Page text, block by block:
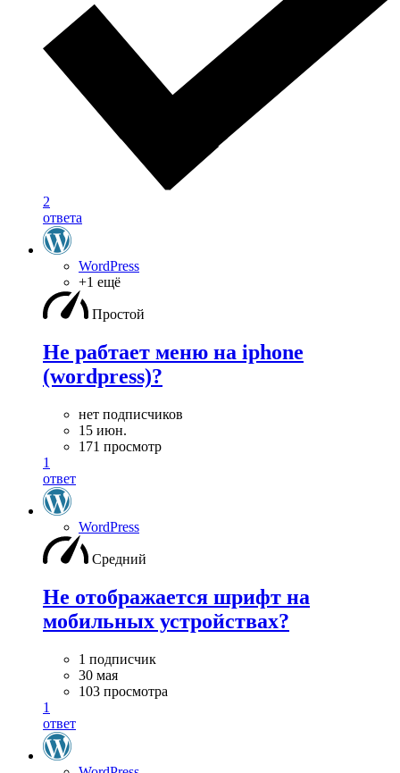
2
ответа
WordPress
+1 ещё
Простой
Не рабтает меню на iphone
(wordpress)?
нет подписчиков
15 июн.
171 просмотр
1
ответ
WordPress
Средний
Не отображается шрифт на
мобильных устройствах?
1 подписчик
30 мая
103 просмотра
1
ответ